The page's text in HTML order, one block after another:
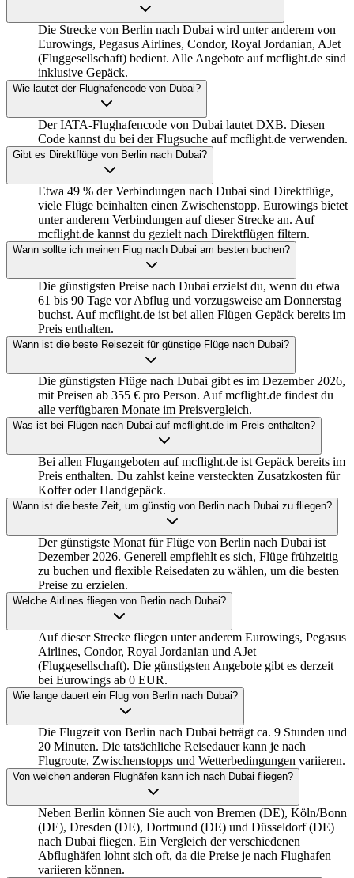
Die Strecke von Berlin nach Dubai wird unter anderem von
Eurowings, Pegasus Airlines, Condor, Royal Jordanian, AJet
(Fluggesellschaft) bedient. Alle Angebote auf mcflight.de sind
inklusive Gepäck.
Wie lautet der Flughafencode von Dubai?
Der IATA-Flughafencode von Dubai lautet DXB. Diesen
Code kannst du bei der Flugsuche auf mcflight.de verwenden.
Gibt es Direktflüge von Berlin nach Dubai?
Etwa 49 % der Verbindungen nach Dubai sind Direktflüge,
viele Flüge beinhalten einen Zwischenstopp. Eurowings bietet
unter anderem Verbindungen auf dieser Strecke an. Auf
mcflight.de kannst du gezielt nach Direktflügen filtern.
Wann sollte ich meinen Flug nach Dubai am besten buchen?
Die günstigsten Preise nach Dubai erzielst du, wenn du etwa
61 bis 90 Tage vor Abflug und vorzugsweise am Donnerstag
buchst. Auf mcflight.de ist bei allen Flügen Gepäck bereits im
Preis enthalten.
Wann ist die beste Reisezeit für günstige Flüge nach Dubai?
Die günstigsten Flüge nach Dubai gibt es im Dezember 2026,
mit Preisen ab 355 € pro Person. Auf mcflight.de findest du
alle verfügbaren Monate im Preisvergleich.
Was ist bei Flügen nach Dubai auf mcflight.de im Preis enthalten?
Bei allen Flugangeboten auf mcflight.de ist Gepäck bereits im
Preis enthalten. Du zahlst keine versteckten Zusatzkosten für
Koffer oder Handgepäck.
Wann ist die beste Zeit, um günstig von Berlin nach Dubai zu fliegen?
Der günstigste Monat für Flüge von Berlin nach Dubai ist
Dezember 2026. Generell empfiehlt es sich, Flüge frühzeitig
zu buchen und flexible Reisedaten zu wählen, um die besten
Preise zu erzielen.
Welche Airlines fliegen von Berlin nach Dubai?
Auf dieser Strecke fliegen unter anderem Eurowings, Pegasus
Airlines, Condor, Royal Jordanian und AJet
(Fluggesellschaft). Die günstigsten Angebote gibt es derzeit
bei Eurowings ab 0 EUR.
Wie lange dauert ein Flug von Berlin nach Dubai?
Die Flugzeit von Berlin nach Dubai beträgt ca. 9 Stunden und
20 Minuten. Die tatsächliche Reisedauer kann je nach
Flugroute, Zwischenstopps und Wetterbedingungen variieren.
Von welchen anderen Flughäfen kann ich nach Dubai fliegen?
Neben Berlin können Sie auch von Bremen (DE), Köln/Bonn
(DE), Dresden (DE), Dortmund (DE) und Düsseldorf (DE)
nach Dubai fliegen. Ein Vergleich der verschiedenen
Abflughäfen lohnt sich oft, da die Preise je nach Flughafen
variieren können.